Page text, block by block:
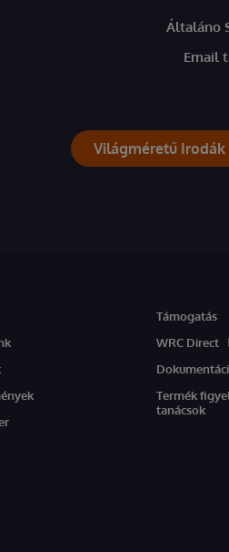
Általáno
Email
Világméretű Irodák
Támogatás
WRC Direct
Termék
tanácsok